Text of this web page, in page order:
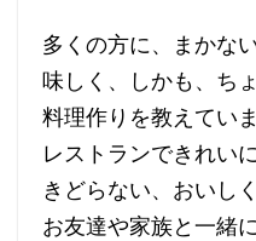
多くの方に、まかな
味しく、しかも、ち
料理作りを教えていま
レストランできれい
きどらない、おいし
お友達や家族と一緒